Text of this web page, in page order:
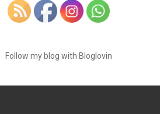
Follow my blog with Bloglovin